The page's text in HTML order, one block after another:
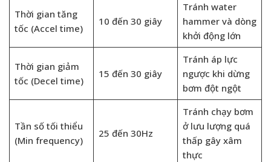
Thời gian tăng
tốc (Accel time)
10 đến 30 giây
Tránh water
hammer và dòng
khởi động lớn
Thời gian giảm
tốc (Decel time)
15 đến 30 giây
Tránh áp lực
ngược khi dừng
bơm đột ngột
Tần số tối thiểu
(Min frequency)
25 đến 30Hz
Tránh chạy bơm
ở lưu lượng quá
thấp gây xâm
thực